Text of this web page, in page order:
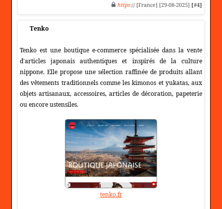
https:// [France] [29-08-2025] [#4]
Tenko
Tenko est une boutique e-commerce spécialisée dans la vente
d'articles japonais authentiques et inspirés de la culture
nippone. Elle propose une sélection raffinée de produits allant
des vêtements traditionnels comme les kimonos et yukatas, aux
objets artisanaux, accessoires, articles de décoration, papeterie
ou encore ustensiles.
tenko.fr